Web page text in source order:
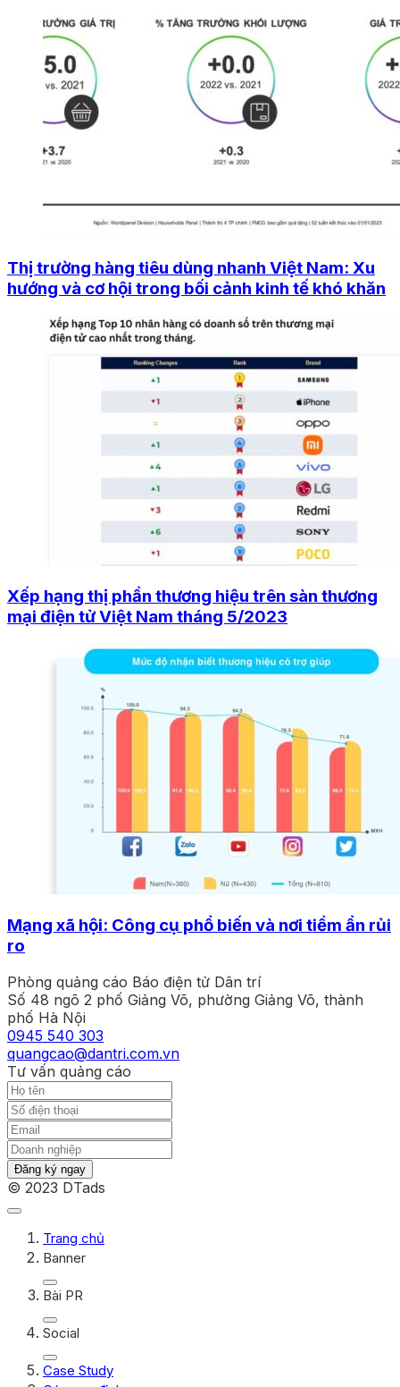
Thị trường hàng tiêu dùng nhanh Việt Nam: Xu
hướng và cơ hội trong bối cảnh kinh tế khó khăn
Xếp hạng thị phần thương hiệu trên sàn thương
mại điện tử Việt Nam tháng 5/2023
Mạng xã hội: Công cụ phổ biến và nơi tiềm ẩn rủi
ro
Phòng quảng cáo Báo điện tử Dân trí
Số 48 ngõ 2 phố Giảng Võ, phường Giảng Võ, thành
phố Hà Nội
0945 540 303
quangcao@dantri.com.vn
Tư vấn quảng cáo
Đăng ký ngay
© 2023 DTads
Trang chủ
Banner
Bài PR
Social
Case Study